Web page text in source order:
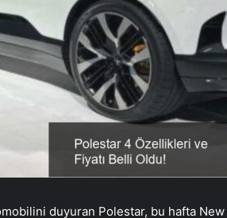
duyuran Polestar, bu hafta New